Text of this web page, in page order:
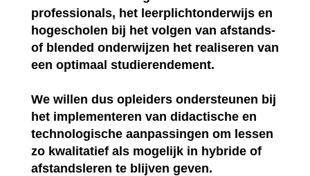
professionals, het leerplichtonderwijs en
hogescholen bij het volgen van afstands-
of blended onderwijzen het realiseren van
een optimaal studierendement.
We willen dus opleiders ondersteunen bij
het implementeren van didactische en
technologische aanpassingen om lessen
zo kwalitatief als mogelijk in hybride of
afstandsleren te blijven geven.